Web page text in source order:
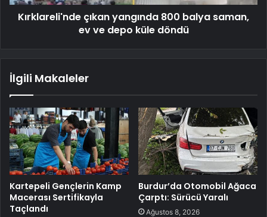
Kırklareli'nde çıkan yangında 800 balya saman,
ev ve depo küle döndü
İlgili Makaleler
Kartepeli Gençlerin Kamp
Macerası Sertifikayla
Taçlandı
Burdur’da Otomobil Ağaca
Çarptı: Sürücü Yaralı
Ağustos 8, 2026